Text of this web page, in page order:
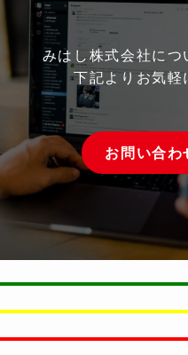
みはし株式会社につ
下記よりお気軽
お問い合わ